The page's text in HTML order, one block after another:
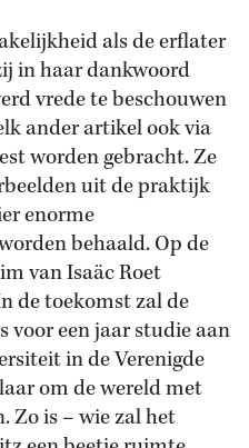
als de erflater
in haar dankwoord
vrede te beschouwen
ander artikel ook via
worden gebracht. Ze
uit de praktijk
enorme
behaald. Op de
van Isaäc Roet
de toekomst zal de
voor een jaar studie aan
in de Verenigde
om de wereld met
Zo is – wie zal het